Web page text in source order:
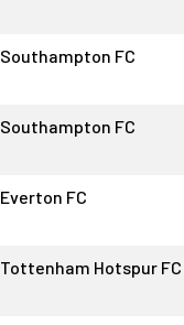
Southampton FC
Southampton FC
Everton FC
Tottenham Hotspur FC